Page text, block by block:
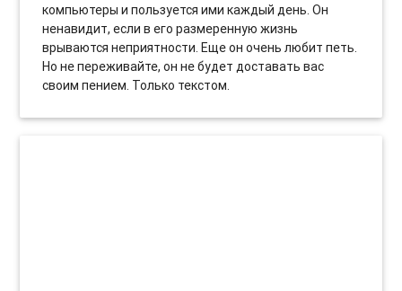
компьютеры и пользуется ими каждый день. Он
ненавидит, если в его размеренную жизнь
врываются неприятности. Еще он очень любит петь.
Но не переживайте, он не будет доставать вас
своим пением. Только текстом.